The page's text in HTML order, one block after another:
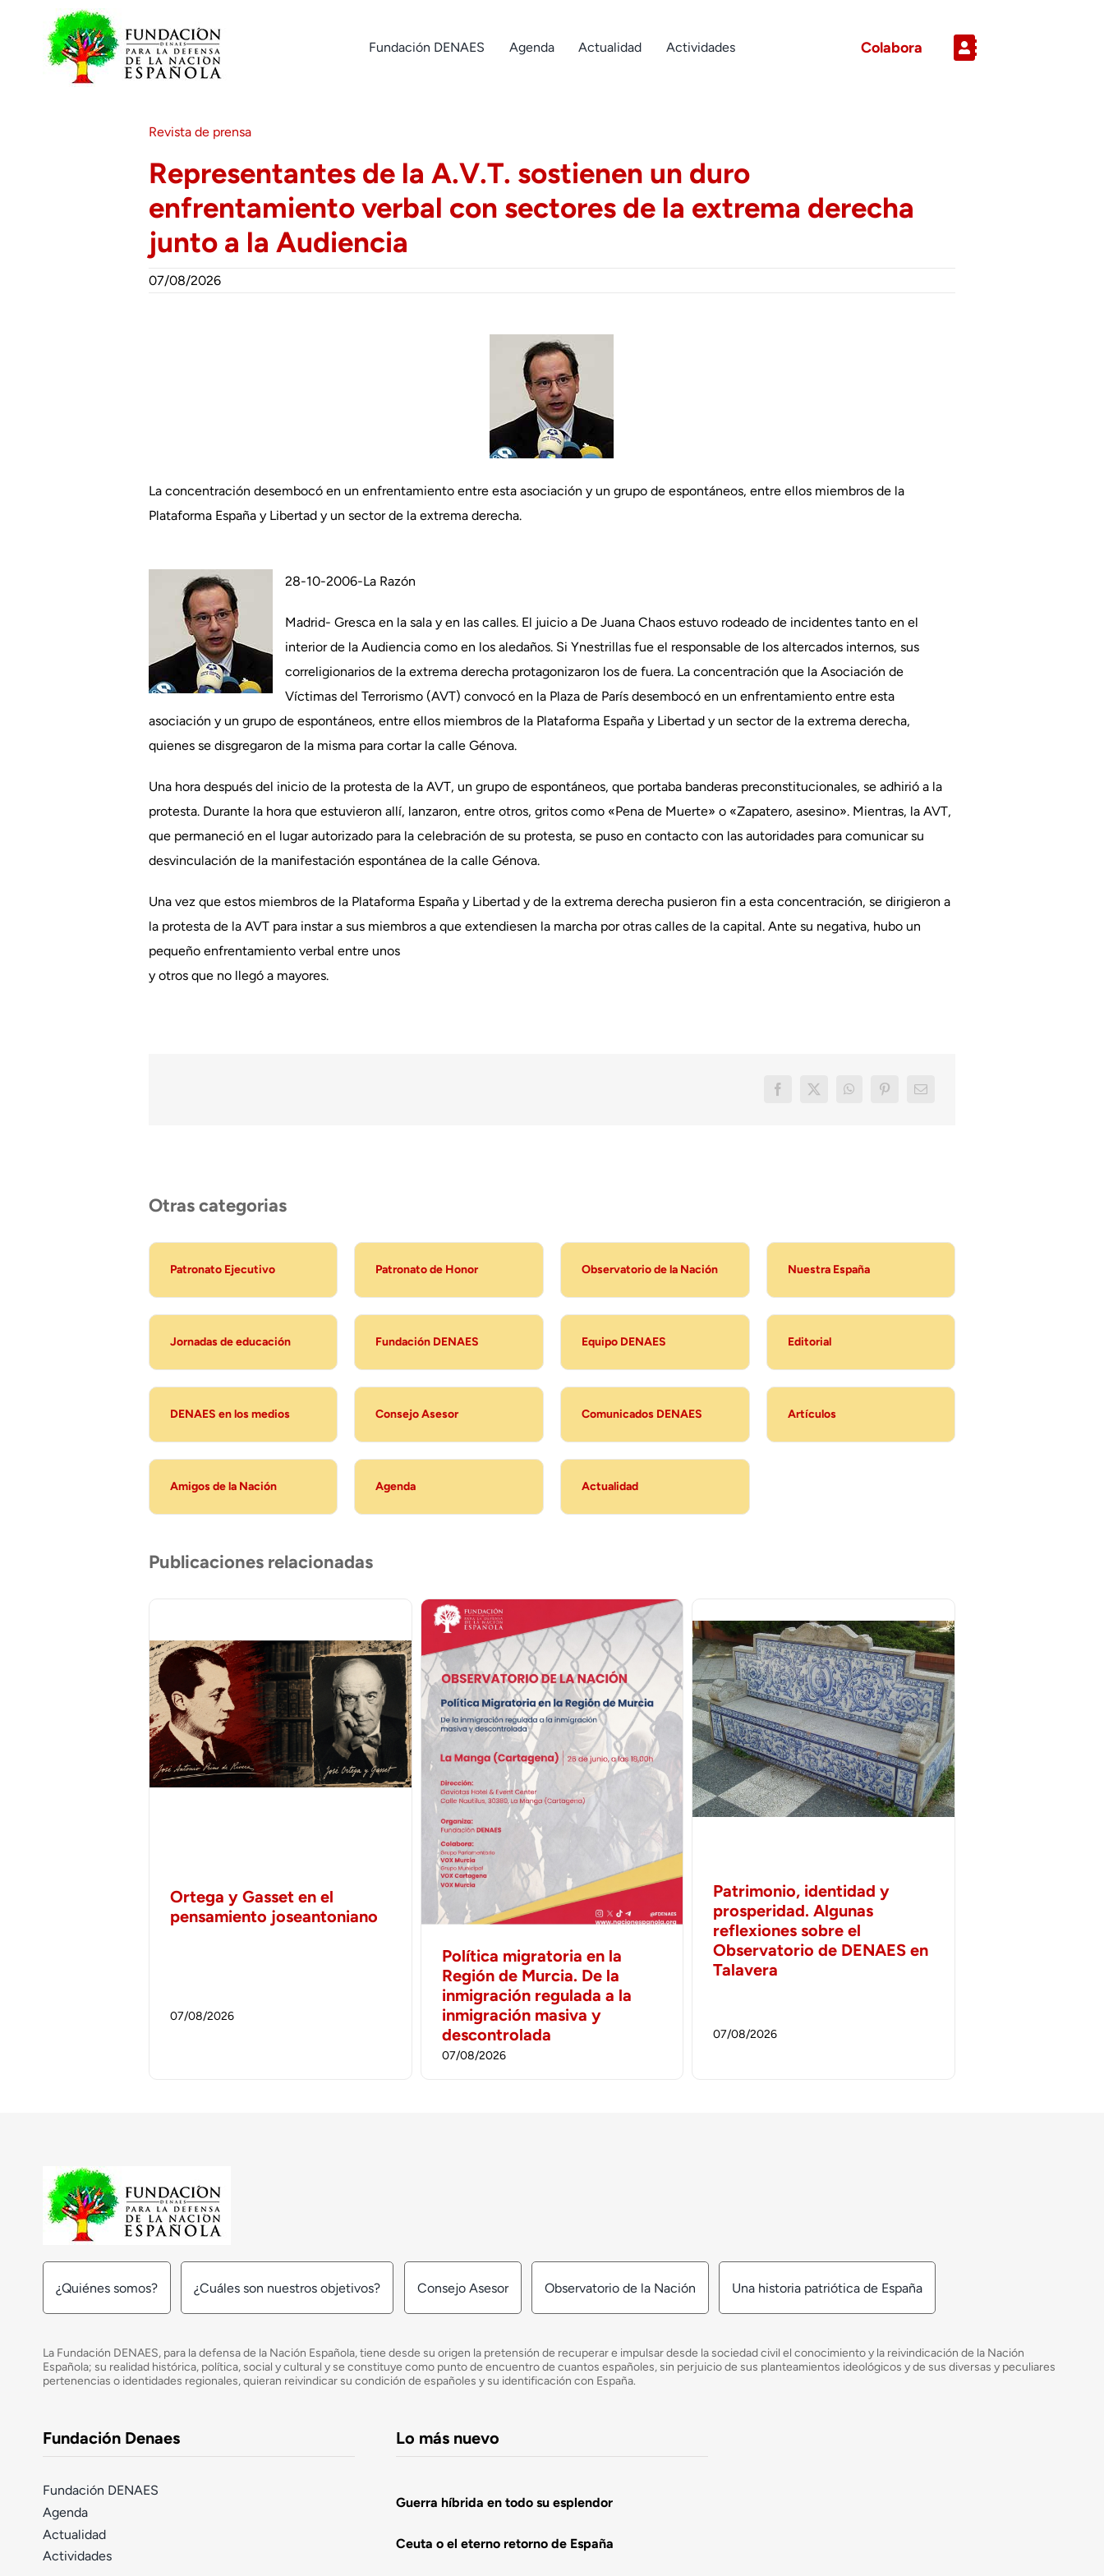
contenido
Fundación DENAES Agenda Actualidad Actividades Colabora
Revista de prensa
Representantes de la A.V.T. sostienen un duro
enfrentamiento verbal con sectores de la extrema derecha
junto a la Audiencia
07/08/2026
La concentración desembocó en un enfrentamiento entre esta asociación y un grupo de espontáneos, entre ellos miembros de la
Plataforma España y Libertad y un sector de la extrema derecha.
28-10-2006-La Razón
Madrid- Gresca en la sala y en las calles. El juicio a De Juana Chaos estuvo rodeado de incidentes tanto en el
interior de la Audiencia como en los aledaños. Si Ynestrillas fue el responsable de los altercados internos, sus
correligionarios de la extrema derecha protagonizaron los de fuera. La concentración que la Asociación de
Víctimas del Terrorismo (AVT) convocó en la Plaza de París desembocó en un enfrentamiento entre esta
asociación y un grupo de espontáneos, entre ellos miembros de la Plataforma España y Libertad y un sector de la extrema derecha,
quienes se disgregaron de la misma para cortar la calle Génova.
Una hora después del inicio de la protesta de la AVT, un grupo de espontáneos, que portaba banderas preconstitucionales, se adhirió a la
protesta. Durante la hora que estuvieron allí, lanzaron, entre otros, gritos como «Pena de Muerte» o «Zapatero, asesino». Mientras, la AVT,
que permaneció en el lugar autorizado para la celebración de su protesta, se puso en contacto con las autoridades para comunicar su
desvinculación de la manifestación espontánea de la calle Génova.
Una vez que estos miembros de la Plataforma España y Libertad y de la extrema derecha pusieron fin a esta concentración, se dirigieron a
la protesta de la AVT para instar a sus miembros a que extendiesen la marcha por otras calles de la capital. Ante su negativa, hubo un
pequeño enfrentamiento verbal entre unos
y otros que no llegó a mayores.
Otras categorias
Patronato Ejecutivo Patronato de Honor Observatorio de la Nación Nuestra España
Jornadas de educación Fundación DENAES Equipo DENAES Editorial
DENAES en los medios Consejo Asesor Comunicados DENAES Artículos
Amigos de la Nación Agenda Actualidad
Publicaciones relacionadas
Ortega y Gasset en el
pensamiento joseantoniano
07/08/2026
Política migratoria en la
Región de Murcia. De la
inmigración regulada a la
inmigración masiva y
descontrolada
07/08/2026
Patrimonio, identidad y
prosperidad. Algunas
reflexiones sobre el
Observatorio de DENAES en
Talavera
07/08/2026
¿Quiénes somos? ¿Cuáles son nuestros objetivos? Consejo Asesor Observatorio de la Nación Una historia patriótica de España
La Fundación DENAES, para la defensa de la Nación Española, tiene desde su origen la pretensión de recuperar e impulsar desde la sociedad civil el conocimiento y la reivindicación de la Nación
Española; su realidad histórica, política, social y cultural y se constituye como punto de encuentro de cuantos españoles, sin perjuicio de sus planteamientos ideológicos y de sus diversas y peculiares
pertenencias o identidades regionales, quieran reivindicar su condición de españoles y su identificación con España.
Fundación Denaes
Fundación DENAES
Agenda
Actualidad
Actividades
Lo más nuevo
Guerra híbrida en todo su esplendor
Ceuta o el eterno retorno de España